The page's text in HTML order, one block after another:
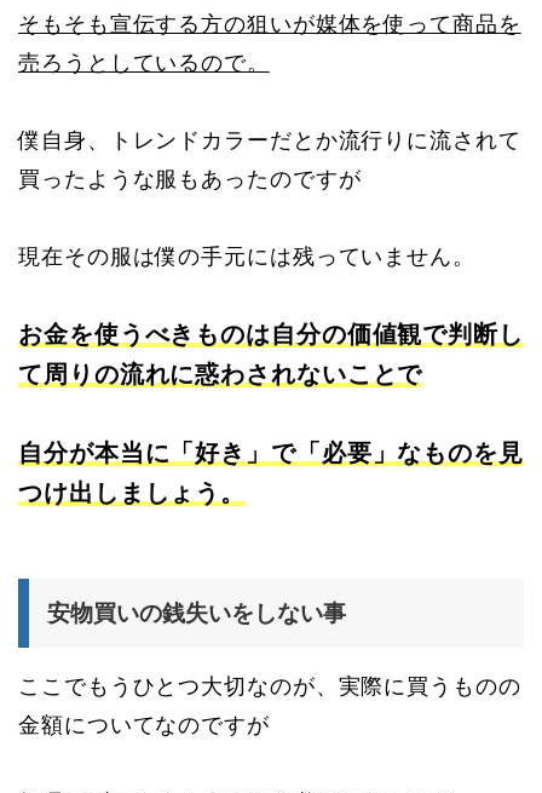
そもそも宣伝する方の狙いが媒体を使って商品を
売ろうとしているので。
僕自身、トレンドカラーだとか流行りに流されて
買ったような服もあったのですが
現在その服は僕の手元には残っていません。
お金を使うべきものは自分の価値観で判断し
て周りの流れに惑わされないことで
自分が本当に「好き」で「必要」なものを見
つけ出しましょう。
安物買いの銭失いをしない事
ここでもうひとつ大切なのが、実際に買うものの
金額についてなのですが